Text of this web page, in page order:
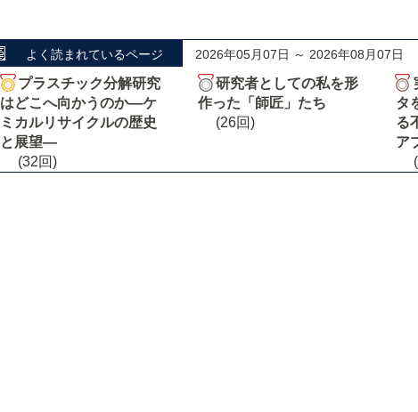
よく読まれているページ 2026年05月07日 ～ 2026年08月07日
プラスチック分解研究
はどこへ向かうのか―ケ
ミカルリサイクルの歴史
と展望―
(32回)
研究者としての私を形
作った「師匠」たち
(26回)
タ
る
ア